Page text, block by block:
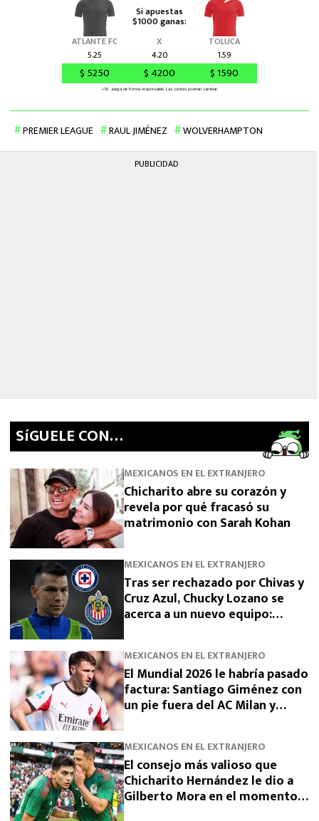
PREMIER LEAGUE RAUL JIMÉNEZ WOLVERHAMPTON
PUBLICIDAD
SíGUELE CON…
MEXICANOS EN EL EXTRANJERO
Chicharito abre su corazón y
revela por qué fracasó su
matrimonio con Sarah Kohan
MEXICANOS EN EL EXTRANJERO
Tras ser rechazado por Chivas y
Cruz Azul, Chucky Lozano se
acerca a un nuevo equipo:
MEXICANOS EN EL EXTRANJERO
El Mundial 2026 le habría pasado
factura: Santiago Giménez con
un pie fuera del AC Milan y
MEXICANOS EN EL EXTRANJERO
El consejo más valioso que
Chicharito Hernández le dio a
Gilberto Mora en el momento